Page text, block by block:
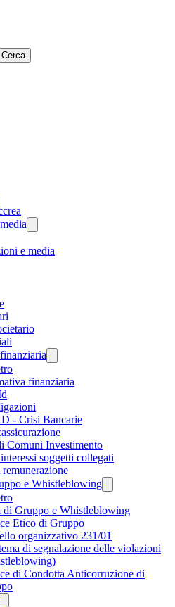
Cerca
e media
finanziaria
- Crisi Bancarie
Comuni Investimento
soggetti collegati
e Whistleblowing
di Gruppo e Whistleblowing
Etico di Gruppo
organizzativo 231/01
di segnalazione delle violazioni
di Condotta Anticorruzione di